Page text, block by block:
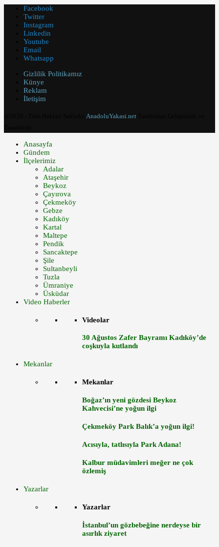
Facebook
Twitter
Instagram
Linkedin
Youtube
Email
Whatsapp
Gizlilik Politikamız
Künye
Reklam
İletişim
AnadoluYakasi.net
Anasayfa
Gündem
İlçelerimiz
Adalar
Ataşehir
Beykoz
Çayırova
Çekmeköy
Gebze
Kadıköy
Kartal
Maltepe
Pendik
Sancaktepe
Şile
Sultanbeyli
Tuzla
Ümraniye
Üsküdar
Video Haberler
Videolar
30 Ağustos Zafer Bayramı Kadıköy’de
coşkuyla kutlandı
Mekanlar
Mekanlar
Boğaz’ın yeni gözdesi Beykoz
Kahvecisi’ne yoğun ilgi
Çekmeköy Park Balık’a yoğun ilgi!
Acısıyla, tatlısıyla Park Adana!
Kalbur müdavimleri meğer ne çok
özlemiş
Yazarlar
Yazarlar
İstanbul’un gözbebeğine nerdeyse bir
asırlık ziyaret